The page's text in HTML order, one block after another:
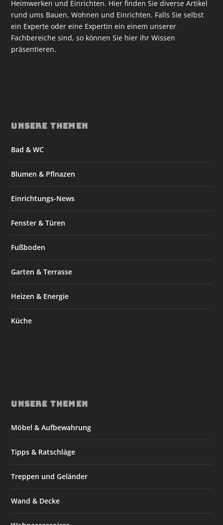
Heimwerken und Einrichten. Hier finden Sie diverse Artikel
rund ums Bauen, Wohnen und Einrichten. Falls Sie selbst
ein Experte oder eine Expertin ein einem unserer
Fachbereiche sind, so können Sie hier ihr Wissen
präsentieren.
UNSERE THEMEN
Bad & WC
Blumen & Pflnazen
Einrichtungs-News
Fenster & Türen
Fußboden
Garten & Terrasse
Heizen & Energie
Küche
UNSERE THEMEN
Möbel & Aufbewahrung
Tipps & Ratschläge
Treppen und Geländer
Wand & Decke